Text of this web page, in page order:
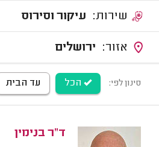
עיקור וסירוס
ירושלים
סינון לפי: הכל עד הבית
ד"ר בנימין